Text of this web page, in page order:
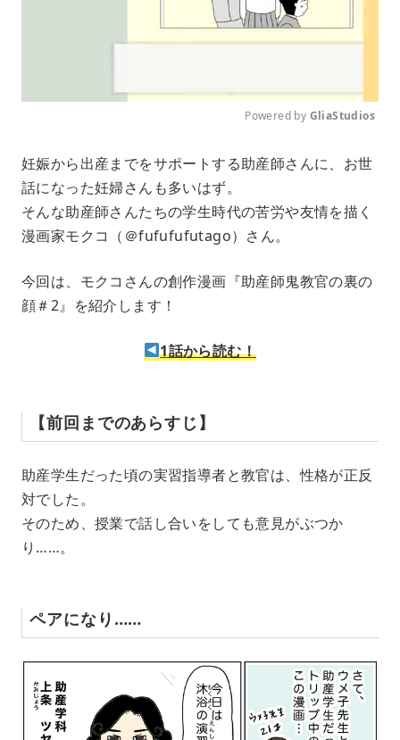
u
e
Powered by GliaStudios
妊娠から出産までをサポートする助産師さんに、お世
話になった妊婦さんも多いはず。
そんな助産師さんたちの学生時代の苦労や友情を描く
漫画家モクコ（＠fufufufutago）さん。
今回は、モクコさんの創作漫画『助産師鬼教官の裏の
顔＃2』を紹介します！
1話から読む！
【前回までのあらすじ】
助産学生だった頃の実習指導者と教官は、性格が正反
対でした。
そのため、授業で話し合いをしても意見がぶつか
り……。
ペアになり……